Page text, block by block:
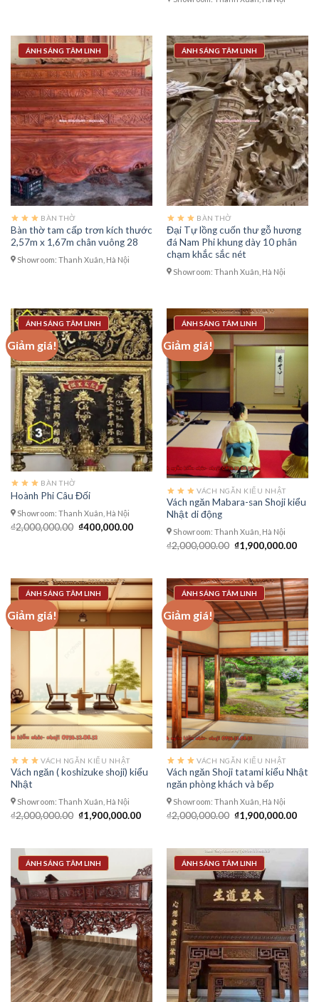
ÁNH SÁNG TÂM LINH
BÀN THỜ
Bàn thờ tam cấp trơn kích thước
2,57m x 1,67m chân vuông 28
Showroom: Thanh Xuân, Hà Nội
ÁNH SÁNG TÂM LINH
BÀN THỜ
Đại Tự lồng cuốn thư gỗ hương
đá Nam Phi khung dày 10 phân
chạm khắc sắc nét
Showroom: Thanh Xuân, Hà Nội
Giảm giá!
ÁNH SÁNG TÂM LINH
BÀN THỜ
Hoành Phi Câu Đối
Showroom: Thanh Xuân, Hà Nội
₫2,000,000.00 Giá
₫400,000.00Giá
Giảm giá!
ÁNH SÁNG TÂM LINH
VÁCH NGĂN KIỂU NHẬT
Vách ngăn Mabara-san Shoji kiểu
Nhật di động
Showroom: Thanh Xuân, Hà Nội
₫2,000,000.00 Giá
gốc
₫1,900,000.00Giá
Giảm giá!
ÁNH SÁNG TÂM LINH
VÁCH NGĂN KIỂU NHẬT
Vách ngăn ( koshizuke shoji) kiểu
Nhật
Showroom: Thanh Xuân, Hà Nội
₫2,000,000.00 Giá
gốc
₫1,900,000.00Giá
₫1,900,000.00.
Giảm giá!
ÁNH SÁNG TÂM LINH
VÁCH NGĂN KIỂU NHẬT
Vách ngăn Shoji tatami kiểu Nhật
ngăn phòng khách và bếp
Showroom: Thanh Xuân, Hà Nội
₫2,000,000.00 Giá
gốc
₫1,900,000.00Giá
ÁNH SÁNG TÂM LINH ÁNH SÁNG TÂM LINH